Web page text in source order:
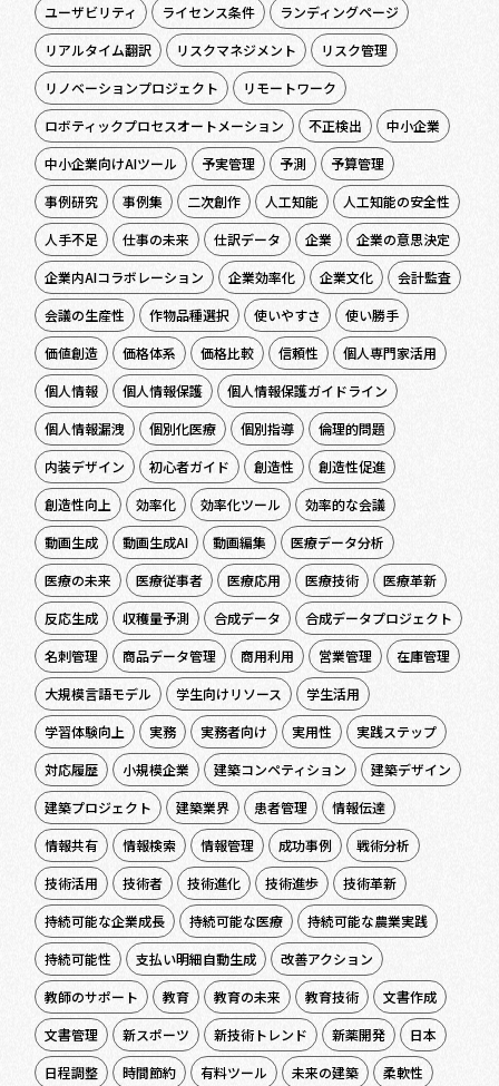
ユーザビリティ
ライセンス条件
ランディングページ
リアルタイム翻訳
リスクマネジメント
リスク管理
リノベーションプロジェクト
リモートワーク
ロボティックプロセスオートメーション
不正検出
中小企業
中小企業向けAIツール
予実管理 予測
予算管理
事例研究
事例集 二次創作 人工知能
人工知能の安全性
人手不足
仕事の未来 仕訳データ 企業
企業の意思決定
企業内AIコラボレーション
企業効率化 企業文化
会計監査
会議の生産性
作物品種選択 使いやすさ
使い勝手
価値創造
価格体系 価格比較 信頼性
個人専門家活用
個人情報
個人情報保護
個人情報保護ガイドライン
個人情報漏洩
個別化医療 個別指導
倫理的問題
内装デザイン
初心者ガイド 創造性
創造性促進
創造性向上
効率化 効率化ツール
効率的な会議
動画生成
動画生成AI 動画編集
医療データ分析
医療の未来
医療従事者 医療応用 医療技術
医療革新
反応生成
収穫量予測 合成データ
合成データプロジェクト
名刺管理
商品データ管理 商用利用 営業管理
在庫管理
大規模言語モデル
学生向けリソース
学生活用
学習体験向上
実務 実務者向け 実用性
実践ステップ
対応履歴
小規模企業 建築コンペティション
建築デザイン
建築プロジェクト
建築業界 患者管理
情報伝達
情報共有
情報検索 情報管理 成功事例
戦術分析
技術活用
技術者 技術進化 技術進歩
技術革新
持続可能な企業成長
持続可能な医療
持続可能な農業実践
持続可能性
支払い明細自動生成
改善アクション
教師のサポート
教育 教育の未来 教育技術
文書作成
文書管理
新スポーツ 新技術トレンド 新薬開発
日本
日程調整
時間節約 有料ツール 未来の建築 柔軟性